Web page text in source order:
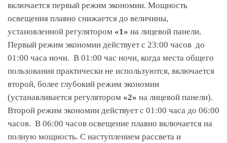
включается первый режим экономии. Мощность
освещения плавно снижается до величины,
установленной регулятором «1» на лицевой панели.
Первый режим экономии действует с 23:00 часов до
01:00 часа ночи. В 01:00 час ночи, когда места общего
пользования практически не используются, включается
второй, более глубокий режим экономии
(устанавливается регулятором «2» на лицевой панели).
Второй режим экономии действует с 01:00 часа до 06:00
часов. В 06:00 часов освещение плавно включается на
полную мощность. С наступлением рассвета и